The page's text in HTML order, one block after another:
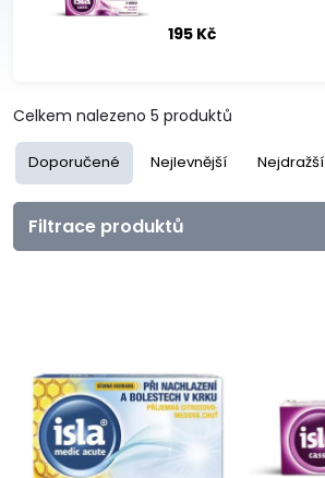
195 Kč
Celkem nalezeno 5 produktů
Doporučené Nejlevnější Nejdražší
Filtrace produktů